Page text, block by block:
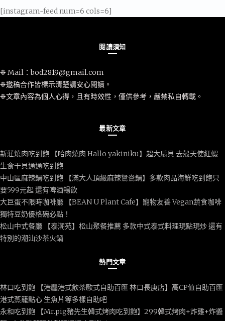
[instagram-feed num=6 cols=6]
閱讀須知
❉ Mail：bod2819@gmail.com
❉邀稿合作皆標示清楚請安心閱讀。
❉文章內容為個人心得，且有時效性，僅供參考，嚴禁私自轉載。
最新文章
新莊燒肉吃到飽 【哈肉燒肉 Hallo yakiniku】超大扇貝 去殼天使紅蝦
生食干貝通通吃到飽
中山區麻辣鍋吃到飽 【滿大人頂級麻辣鴛鴦鍋】多款肉品海鮮吃到飽只
要599元起 還有啤酒暢飲
大巨蛋不限時咖啡廳 【BEAN U Plant Cafe】寵物友善 Vegan蔬食咖啡
獨特豆奶優格碗必點！
松山中式餐廳 【泰潮苑】松山聚餐推薦 多款中式泰式料理現點現炒 還有
特別的潮汕沙茶火鍋
熱門文章
林口吃到飽 【港龘港式飲茶歐式自助百匯 林口長庚店】高CP值自助百匯
港式蒸籠點心 生魚片等多樣自助吧
永和吃到飽 【Mr.pig豬先生韓式烤肉吃到飽】299韓式烤肉+炸雞+炸醬